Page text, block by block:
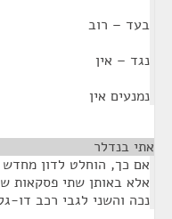
בעד – רוב
נגד – אין
נמנעים אין
אתי בנדלר
אלא באותן שתי פסקאות
נכה והשני לגבי רכב דו-